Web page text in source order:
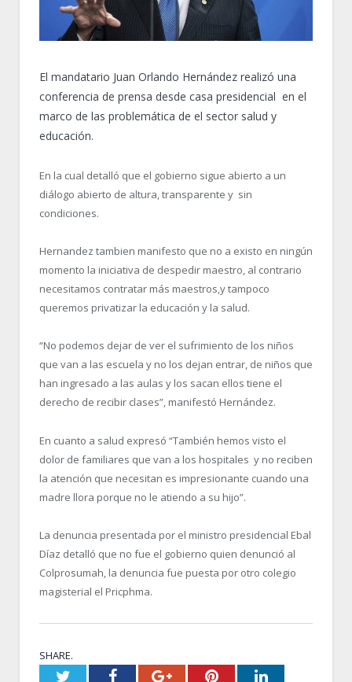
El mandatario Juan Orlando Hernández realizó una
conferencia de prensa desde casa presidencial en el
marco de las problemática de el sector salud y
educación.
En la cual detalló que el gobierno sigue abierto a un
diálogo abierto de altura, transparente y sin
condiciones.
Hernandez tambien manifesto que no a existo en ningún
momento la iniciativa de despedir maestro, al contrario
necesitamos contratar más maestros,y tampoco
queremos privatizar la educación y la salud.
“No podemos dejar de ver el sufrimiento de los niños
que van a las escuela y no los dejan entrar, de niños que
han ingresado a las aulas y los sacan ellos tiene el
derecho de recibir clases”, manifestó Hernández.
En cuanto a salud expresó “También hemos visto el
dolor de familiares que van a los hospitales y no reciben
la atención que necesitan es impresionante cuando una
madre llora porque no le atiendo a su hijo”.
La denuncia presentada por el ministro presidencial Ebal
Díaz detalló que no fue el gobierno quien denunció al
Colprosumah, la denuncia fue puesta por otro colegio
magisterial el Pricphma.
SHARE.
TwitterFacebookGoogle+PinterestLinkedIn